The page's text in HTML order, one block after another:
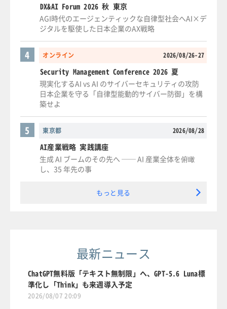
DX&AI Forum 2026 秋 東京
AGI時代のエージェンティックな自律型社会へAI×デ
ジタルを駆使した日本企業のAX戦略
オンライン 2026/08/26-27
4
Security Management Conference 2026 夏
現実化するAI vs AI のサイバーセキュリティの攻防
日本企業を守る「自律型能動的サイバー防御」を構
築せよ
東京都 2026/08/28
5
AI産業戦略 実践講座
生成 AI ブームのその先へ ── AI 産業全体を俯瞰
し、35 年先の事
もっと見る
最新ニュース
ChatGPT無料版「テキスト無制限」へ、GPT-5.6 Luna標
準化し「Think」も来週導入予定
2026/08/07 20:09